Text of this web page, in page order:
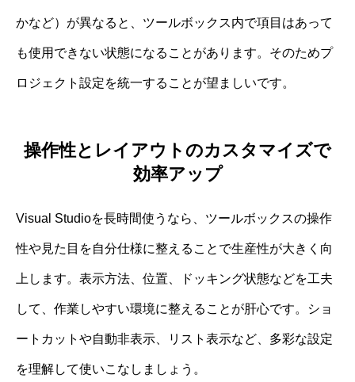
かなど）が異なると、ツールボックス内で項目はあって
も使用できない状態になることがあります。そのためプ
ロジェクト設定を統一することが望ましいです。
操作性とレイアウトのカスタマイズで
効率アップ
Visual Studioを長時間使うなら、ツールボックスの操作
性や見た目を自分仕様に整えることで生産性が大きく向
上します。表示方法、位置、ドッキング状態などを工夫
して、作業しやすい環境に整えることが肝心です。ショ
ートカットや自動非表示、リスト表示など、多彩な設定
を理解して使いこなしましょう。